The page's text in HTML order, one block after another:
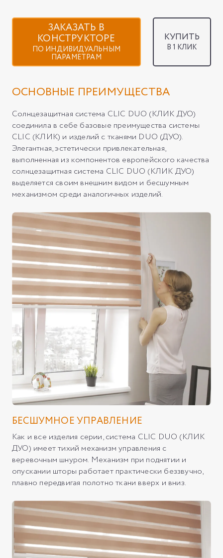
ЗАКАЗАТЬ В
КОНСТРУКТОРЕ
ПО ИНДИВИДУАЛЬНЫМ
ПАРАМЕТРАМ
КУПИТЬ
В 1 КЛИК
ОСНОВНЫЕ ПРЕИМУЩЕСТВА
Солнцезащитная система CLIC DUO (КЛИК ДУО)
соединила в себе базовые преимущества системы
CLIC (КЛИК) и изделий с тканями DUO (ДУО).
Элегантная, эстетически привлекательная,
выполненная из компонентов европейского качества
солнцезащитная система CLIC DUO (КЛИК ДУО)
выделяется своим внешним видом и бесшумным
механизмом среди аналогичных изделий.
БЕСШУМНОЕ УПРАВЛЕНИЕ
Как и все изделия серии, система CLIC DUO (КЛИК
ДУО) имеет тихий механизм управления с
веревочным шнуром. Механизм при поднятии и
опускании шторы работает практически беззвучно,
плавно передвигая полотно ткани вверх и вниз.